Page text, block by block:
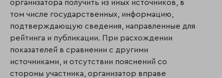
организатора получить из иных источников, в
том числе государственных, информацию,
подтверждающую сведения, направленные для
рейтинга и публикации. При расхождении
показателей в сравнении с другими
источниками, и отсутствии пояснений со
стороны участника, организатор вправе